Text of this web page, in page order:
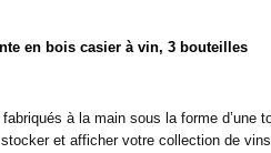
en bois casier à vin, 3 bouteilles
à la main sous la forme d’une
et afficher votre collection de